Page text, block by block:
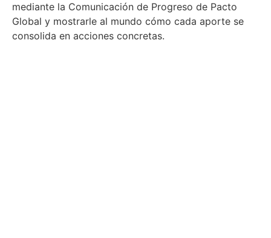
mediante la Comunicación de Progreso de Pacto
Global y mostrarle al mundo cómo cada aporte se
consolida en acciones concretas.